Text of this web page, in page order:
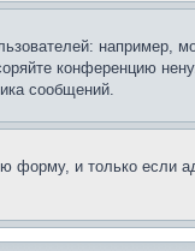
например,
конференцию
сообщений.
форму, и только если